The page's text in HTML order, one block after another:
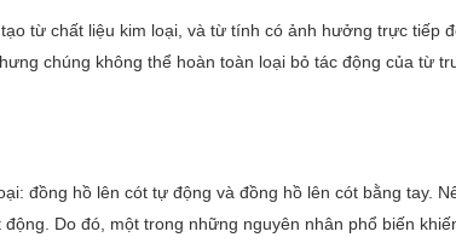
từ chất liệu kim loại, và từ tính có ảnh hưởng trực tiếp
chúng không thể hoàn toàn loại bỏ tác động của từ
đồng hồ lên cót tự động và đồng hồ lên cót bằng tay.
Do đó, một trong những nguyên nhân phổ biến